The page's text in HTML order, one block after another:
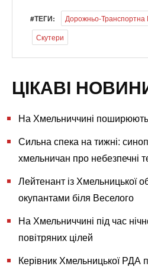
#ТЕГИ: Дорожньо-Транспортна
Скутери
ЦІКАВІ
На Хмельниччині
Сильна спека на тижні:
хмельничан про небезпечні
Лейтенант із Хмельницької
окупантами біля Веселого
На Хмельниччині під час
повітряних цілей
Керівник Хмельницької РДА